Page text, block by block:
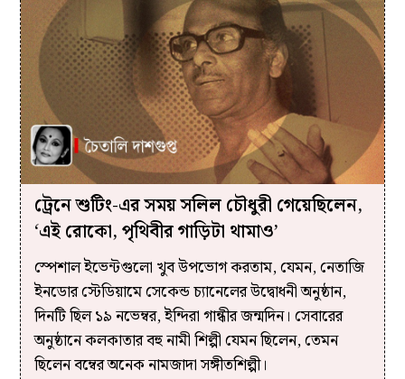
ট্রেনে শুটিং-এর সময় সলিল চৌধুরী গেয়েছিলেন,
‘এই রোকো, পৃথিবীর গাড়িটা থামাও’
স্পেশাল ইভেন্টগুলো খুব উপভোগ করতাম, যেমন, নেতাজি
ইনডোর স্টেডিয়ামে সেকেন্ড চ্যানেলের উদ্বোধনী অনুষ্ঠান,
দিনটি ছিল ১৯ নভেম্বর, ইন্দিরা গান্ধীর জন্মদিন। সেবারের
অনুষ্ঠানে কলকাতার বহু নামী শিল্পী যেমন ছিলেন, তেমন
ছিলেন বম্বের অনেক নামজাদা সঙ্গীতশিল্পী।